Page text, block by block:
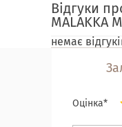
Відгуки
MALAKKA
немає
Оцінка*